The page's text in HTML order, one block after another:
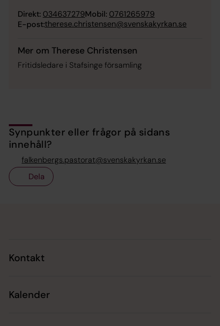
Direkt: 034637279Mobil: 0761265979
E-post:therese.christensen@svenskakyrkan.se
Mer om Therese Christensen
Fritidsledare i Stafsinge församling
Synpunkter eller frågor på sidans
innehåll?
falkenbergs.pastorat@svenskakyrkan.se
Dela
Kontakt
Kalender